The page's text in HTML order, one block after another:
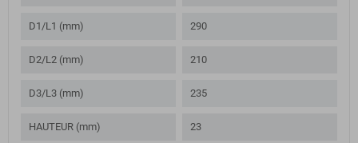
D1/L1 (mm) 290
D2/L2 (mm) 210
D3/L3 (mm) 235
HAUTEUR (mm) 23